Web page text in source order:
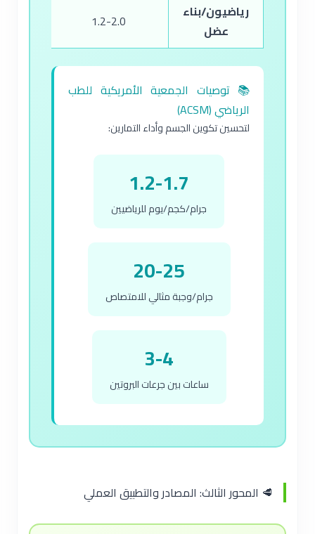
رياضيون/بناء
عضل
1.2-2.0
📚 توصيات الجمعية الأمريكية للطب
الرياضي (ACSM)
لتحسين تكوين الجسم وأداء التمارين:
1.2-1.7
جرام/كجم/يوم للرياضيين
20-25
جرام/وجبة مثالي للامتصاص
3-4
ساعات بين جرعات البروتين
🥩 المحور الثالث: المصادر والتطبيق العملي